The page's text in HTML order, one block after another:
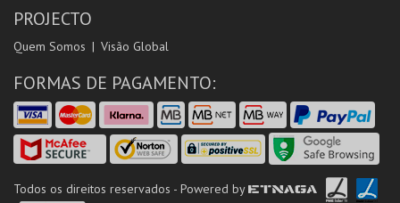
PROJECTO
Quem Somos Visão Global
FORMAS DE PAGAMENTO:
Todos os direitos reservados - Powered by ETNAGA